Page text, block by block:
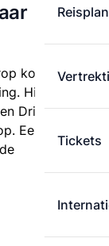
Tickets
kost
Hieronder
Driehuis en
Een e-ticket